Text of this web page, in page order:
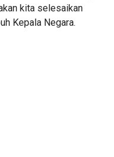
kita selesaikan
Kepala Negara.